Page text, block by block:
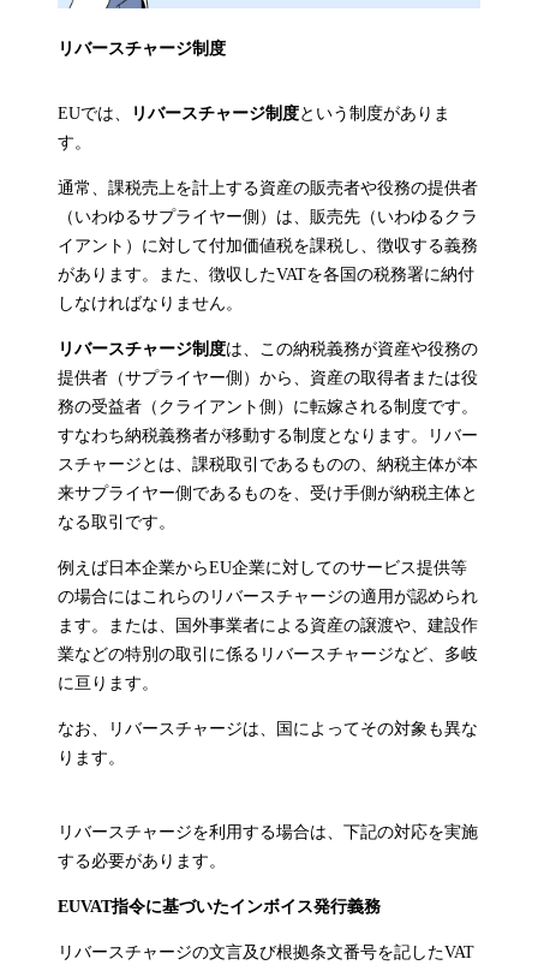
リバースチャージ制度
EUでは、 リバースチャージ制度という制度がありま
す。
通常、課税売上を計上する資産の販売者や役務の提供者
（いわゆるサプライヤー側）は、販売先（いわゆるクラ
イアント）に対して付加価値税を課税し、徴収する義務
があります。また、徴収したVATを各国の税務署に納付
しなければなりません。
リバースチャージ制度は、この納税義務が資産や役務の
提供者（サプライヤー側）から、資産の取得者または役
務の受益者（クライアント側）に転嫁される制度です。
すなわち納税義務者が移動する制度となります。リバー
スチャージとは、課税取引であるものの、納税主体が本
来サプライヤー側であるものを、受け手側が納税主体と
なる取引です。
例えば日本企業からEU企業に対してのサービス提供等
の場合にはこれらのリバースチャージの適用が認められ
ます。または、国外事業者による資産の譲渡や、建設作
業などの特別の取引に係るリバースチャージなど、多岐
に亘ります。
なお、リバースチャージは、国によってその対象も異な
ります。
リバースチャージを利用する場合は、下記の対応を実施
する必要があります。
EUVAT指令に基づいたインボイス発行義務
リバースチャージの文言及び根拠条文番号を記したVAT